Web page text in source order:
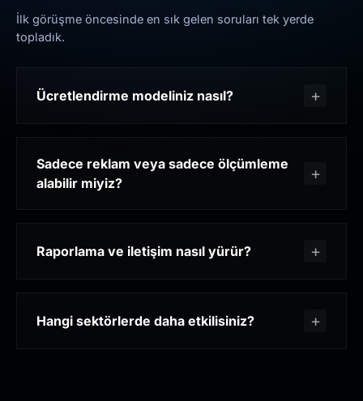
İlk görüşme öncesinde en sık gelen soruları tek yerde
topladık.
Ücretlendirme modeliniz nasıl?
Sadece reklam veya sadece ölçümleme
alabilir miyiz?
Raporlama ve iletişim nasıl yürür?
Hangi sektörlerde daha etkilisiniz?